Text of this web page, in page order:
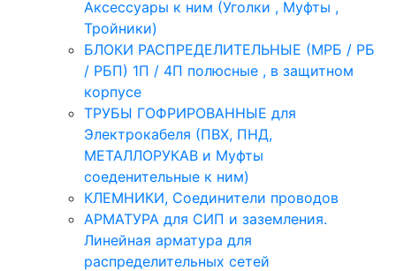
Аксессуары к ним (Уголки , Муфты ,
Тройники)
БЛОКИ РАСПРЕДЕЛИТЕЛЬНЫЕ (МРБ / РБ
/ РБП) 1П / 4П полюсные , в защитном
корпусе
ТРУБЫ ГОФРИРОВАННЫЕ для
Электрокабеля (ПВХ, ПНД,
МЕТАЛЛОРУКАВ и Муфты
соеденительные к ним)
КЛЕМНИКИ, Соединители проводов
АРМАТУРА для СИП и заземления.
Линейная арматура для
распределительных сетей